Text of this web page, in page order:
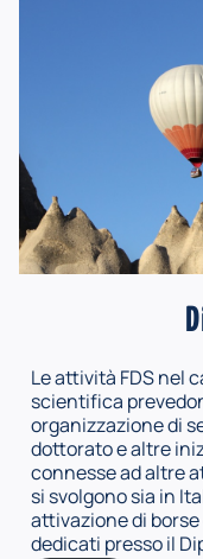
Le attività FDS nel
scientifica
organizzazione di
dottorato e altre
connesse ad altre
si svolgono sia in
attivazione di
dedicati presso il